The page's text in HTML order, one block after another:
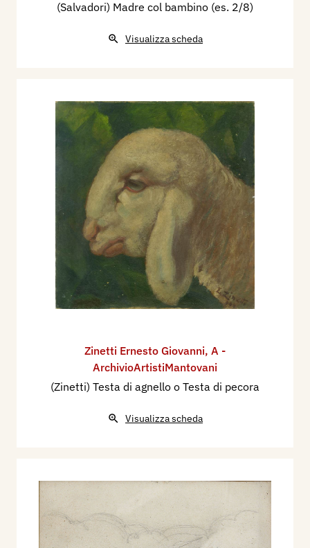
(Salvadori) Madre col bambino (es. 2/8)
Visualizza scheda
Zinetti Ernesto Giovanni, A -
ArchivioArtistiMantovani
(Zinetti) Testa di agnello o Testa di pecora
Visualizza scheda